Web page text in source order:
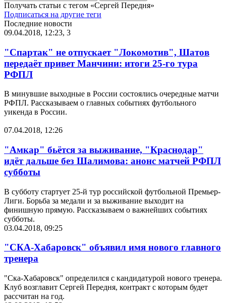
Получать статьи с тегом «Сергей Передня»
Подписаться на другие теги
Последние новости
09.04.2018, 12:23, 3
"Спартак" не отпускает "Локомотив", Шатов
передаёт привет Манчини: итоги 25-го тура
РФПЛ
В минувшие выходные в России состоялись очередные матчи
РФПЛ. Рассказываем о главных событиях футбольного
уикенда в России.
07.04.2018, 12:26
"Амкар" бьётся за выживание, "Краснодар"
идёт дальше без Шалимова: анонс матчей РФПЛ
субботы
В субботу стартует 25-й тур российской футбольной Премьер-
Лиги. Борьба за медали и за выживание выходит на
финишную прямую. Рассказываем о важнейших событиях
субботы.
03.04.2018, 09:25
"СКА-Хабаровск" объявил имя нового главного
тренера
"Ска-Хабаровск" определился с кандидатурой нового тренера.
Клуб возглавит Сергей Передня, контракт с которым будет
рассчитан на год.